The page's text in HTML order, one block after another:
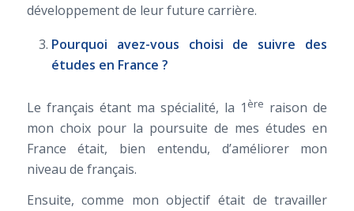
développement de leur future carrière.
Pourquoi avez-vous choisi de suivre des
études en France ?
Le français étant ma spécialité, la 1 ère raison de
mon choix pour la poursuite de mes études en
France était, bien entendu, d’améliorer mon
niveau de français.
Ensuite, comme mon objectif était de travailler